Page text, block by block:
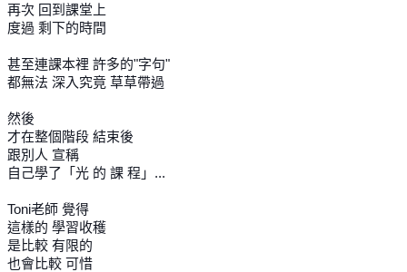
再次 回到課堂上
度過 剩下的時間
甚至連課本裡 許多的"字句"
都無法 深入究竟 草草帶過
然後
才在整個階段 結束後
跟別人 宣稱
自己學了「光 的 課 程」...
Toni老師 覺得
這樣的 學習收穫
是比較 有限的
也會比較 可惜